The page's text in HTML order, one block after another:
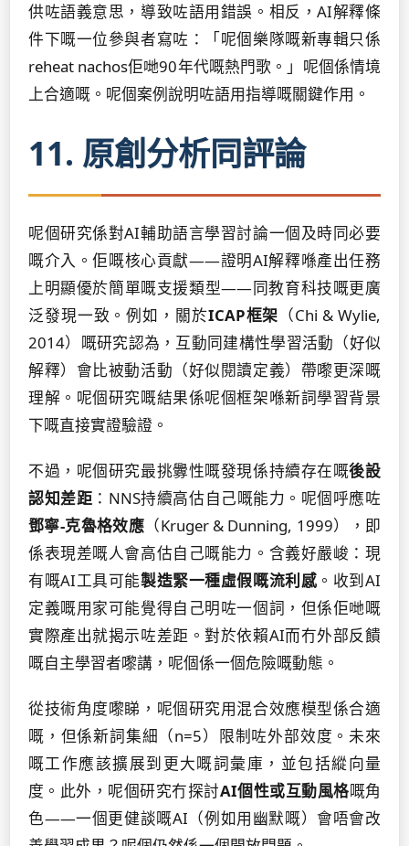
供咗語義意思，導致咗語用錯誤。相反，AI解釋條
件下嘅一位參與者寫咗：「呢個樂隊嘅新專輯只係
reheat nachos佢哋90年代嘅熱門歌。」呢個係情境
上合適嘅。呢個案例說明咗語用指導嘅關鍵作用。
11. 原創分析同評論
呢個研究係對AI輔助語言學習討論一個及時同必要
嘅介入。佢嘅核心貢獻——證明AI解釋喺產出任務
上明顯優於簡單嘅支援類型——同教育科技嘅更廣
泛發現一致。例如，關於ICAP框架 （Chi & Wylie,
2014）嘅研究認為，互動同建構性學習活動（好似
解釋）會比被動活動（好似閱讀定義）帶嚟更深嘅
理解。呢個研究嘅結果係呢個框架喺新詞學習背景
下嘅直接實證驗證。
不過，呢個研究最挑釁性嘅發現係持續存在嘅後設
認知差距 ：NNS持續高估自己嘅能力。呢個呼應咗
鄧寧-克魯格效應 （Kruger & Dunning, 1999），即
係表現差嘅人會高估自己嘅能力。含義好嚴峻：現
有嘅AI工具可能製造緊一種虛假嘅流利感 。收到AI
定義嘅用家可能覺得自己明咗一個詞，但係佢哋嘅
實際產出就揭示咗差距。對於依賴AI而冇外部反饋
嘅自主學習者嚟講，呢個係一個危險嘅動態。
從技術角度嚟睇，呢個研究用混合效應模型係合適
嘅，但係新詞集細（n=5）限制咗外部效度。未來
嘅工作應該擴展到更大嘅詞彙庫，並包括縱向量
度。此外，呢個研究冇探討AI個性或互動風格嘅角
色——一個更健談嘅AI（例如用幽默嘅）會唔會改